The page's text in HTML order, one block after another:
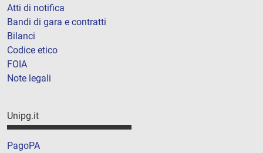
Atti di notifica
Bandi di gara e contratti
Bilanci
Codice etico
FOIA
Note legali
Unipg.it
PagoPA